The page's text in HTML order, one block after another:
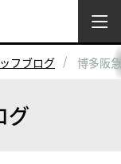
フブログ 博多阪
グ